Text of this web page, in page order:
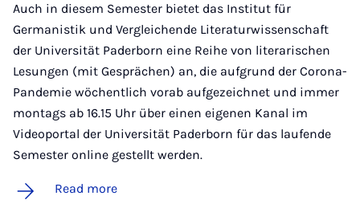
Auch in diesem Semester bietet das Institut für
Germanistik und Vergleichende Literaturwissenschaft
der Universität Paderborn eine Reihe von literarischen
Lesungen (mit Gesprächen) an, die aufgrund der Corona-
Pandemie wöchentlich vorab aufgezeichnet und immer
montags ab 16.15 Uhr über einen eigenen Kanal im
Videoportal der Universität Paderborn für das laufende
Semester online gestellt werden.
Read more